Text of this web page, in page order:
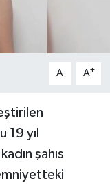
A- A+
yıl
şahıs